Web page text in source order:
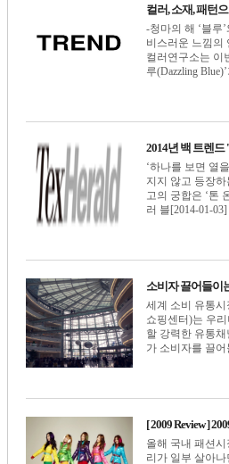
컬러, 소재, 패턴
-청마의 해 ‘블루
비스러운 느낌의
컬러연구소는 이
루(Dazzling
2014년 백 트렌
‘하나를 보면 열
지지 않고 등장
고의 궁합은 ‘톤
러 블[2014-01-03]
소비자 끌어들이
세계 소비 유통시
쇼핑센터)는 우
할 강력한 유통
가 소비자를 끌
[ 2009 Review ]
올해 국내 패션
리가 일부 살아